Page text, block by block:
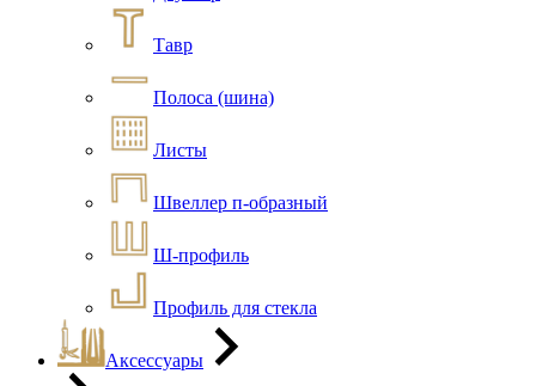
Тавр
Полоса (шина)
Листы
Швеллер п-образный
Ш-профиль
Профиль для стекла
Аксессуары